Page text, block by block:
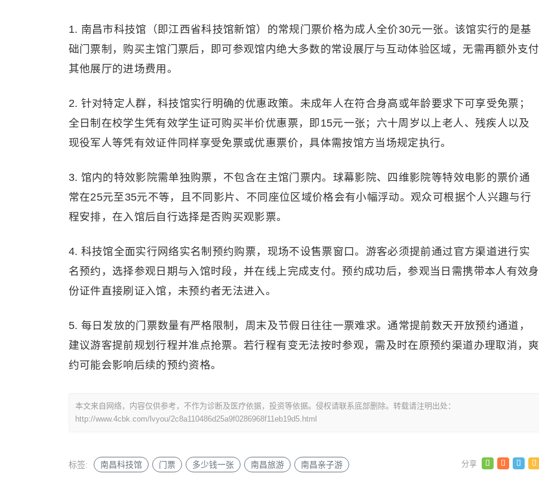
1. 南昌市科技馆（即江西省科技馆新馆）的常规门票价格为成人全价30元一张。该馆实行的是基
础门票制，购买主馆门票后，即可参观馆内绝大多数的常设展厅与互动体验区域，无需再额外支付
其他展厅的进场费用。
2. 针对特定人群，科技馆实行明确的优惠政策。未成年人在符合身高或年龄要求下可享受免票；
全日制在校学生凭有效学生证可购买半价优惠票，即15元一张；六十周岁以上老人、残疾人以及
现役军人等凭有效证件同样享受免票或优惠票价，具体需按馆方当场规定执行。
3. 馆内的特效影院需单独购票，不包含在主馆门票内。球幕影院、四维影院等特效电影的票价通
常在25元至35元不等，且不同影片、不同座位区域价格会有小幅浮动。观众可根据个人兴趣与行
程安排，在入馆后自行选择是否购买观影票。
4. 科技馆全面实行网络实名制预约购票，现场不设售票窗口。游客必须提前通过官方渠道进行实
名预约，选择参观日期与入馆时段，并在线上完成支付。预约成功后，参观当日需携带本人有效身
份证件直接刷证入馆，未预约者无法进入。
5. 每日发放的门票数量有严格限制，周末及节假日往往一票难求。通常提前数天开放预约通道，
建议游客提前规划行程并准点抢票。若行程有变无法按时参观，需及时在原预约渠道办理取消，爽
约可能会影响后续的预约资格。
本文来自网络，内容仅供参考，不作为诊断及医疗依据，投资等依据。侵权请联系底部删除。转载请注明出处：
http://www.4cbk.com/lvyou/2c8a110486d25a9f0286968f11eb19d5.html
标签: 南昌科技馆 门票 多少钱一张 南昌旅游 南昌亲子游